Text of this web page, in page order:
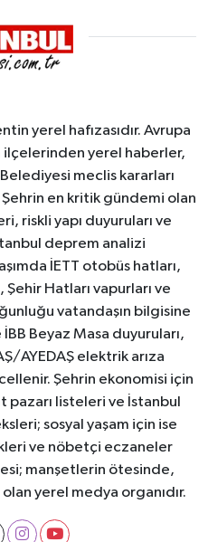
yerel hafızasıdır. Avrupa
ilçelerinden yerel haberler,
meclis kararları
en kritik gündemi olan
riskli yapı duyuruları ve
deprem analizi
İETT otobüs hatları,
Hatları vapurları ve
vatandaşın bilgisine
Beyaz Masa duyuruları,
AYEDAŞ elektrik arıza
Şehrin ekonomisi için
pazarı listeleri ve İstanbul
sosyal yaşam için ise
ve nöbetçi eczaneler
manşetlerin ötesinde,
yerel medya organıdır.